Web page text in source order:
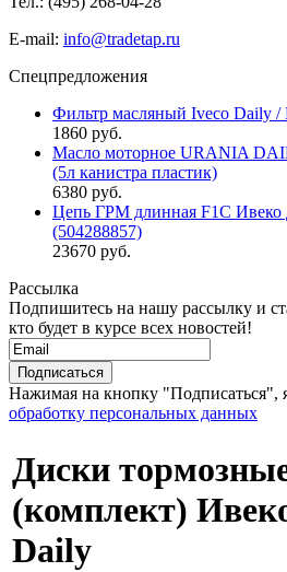
E-mail: info@tradetap.ru
Спецпредложения
Фильтр масляный Iveco Daily /
1860 руб.
Масло моторное URANIA
(5л канистра пластик)
6380 руб.
Цепь ГРМ длинная F1C Ивеко
(504288857)
23670 руб.
Рассылка
Подпишитесь на нашу рассылку и
кто будет в курсе всех новостей!
Нажимая на кнопку "Подписаться",
обработку персональных данных
Диски
(комплект)
Daily